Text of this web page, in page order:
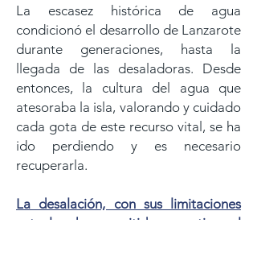
La escasez histórica de agua
condicionó el desarrollo de Lanzarote
durante generaciones, hasta la
llegada de las desaladoras. Desde
entonces, la cultura del agua que
atesoraba la isla, valorando y cuidado
cada gota de este recurso vital, se ha
ido perdiendo y es necesario
recuperarla.
La desalación, con sus limitaciones
actuales, ha permitido garantizar el